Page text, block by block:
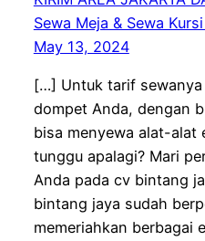
Sewa Meja & Sewa
May 13, 2024
[…] Untuk tarif
dompet Anda, dengan
bisa menyewa alat-alat
tunggu apalagi? Mari
Anda pada cv bintang
bintang jaya sudah
memeriahkan berbagai